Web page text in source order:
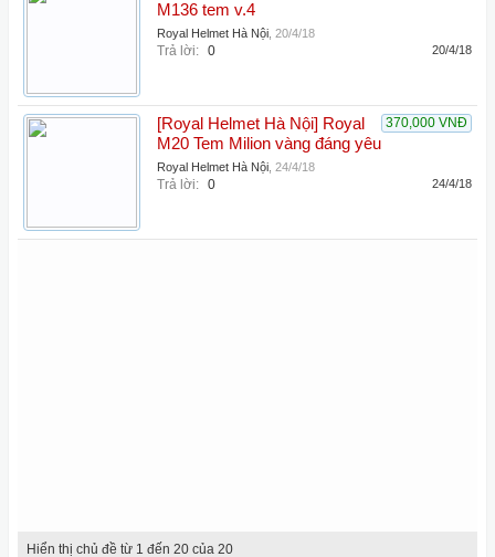
M136 tem v.4
Royal Helmet Hà Nội 20/4/18
Trả lời: 0 20/4/18
370,000 VNĐ
[Royal Helmet Hà Nội] Royal
M20 Tem Milion vàng đáng yêu
Royal Helmet Hà Nội 24/4/18
Trả lời: 0 24/4/18
Hiển thị chủ đề từ 1 đến 20 của 20